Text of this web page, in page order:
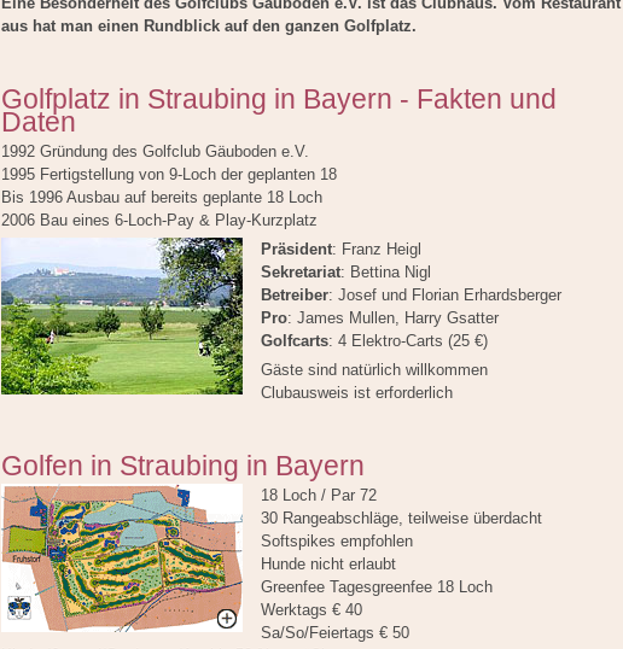
aus hat man einen Rundblick auf den ganzen Golfplatz.
Golfplatz in Straubing in Bayern - Fakten und
Daten
1992 Gründung des Golfclub Gäuboden e.V.
1995 Fertigstellung von 9-Loch der geplanten 18
Bis 1996 Ausbau auf bereits geplante 18 Loch
2006 Bau eines 6-Loch-Pay & Play-Kurzplatz
Präsident: Franz Heigl
Sekretariat: Bettina Nigl
Betreiber: Josef und Florian Erhardsberger
Pro: James Mullen, Harry Gsatter
Golfcarts: 4 Elektro-Carts (25 €)
Gäste sind natürlich willkommen
Clubausweis ist erforderlich
Golfen in Straubing in Bayern
18 Loch / Par 72
30 Rangeabschläge, teilweise überdacht
Softspikes empfohlen
Hunde nicht erlaubt
Greenfee Tagesgreenfee 18 Loch
Werktags € 40
Sa/So/Feiertags € 50